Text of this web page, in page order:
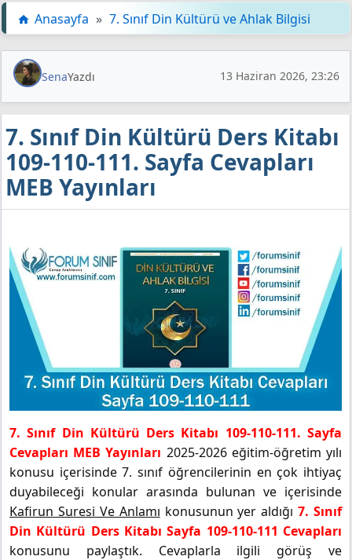
Anasayfa » 7. Sınıf Din Kültürü ve Ahlak Bilgisi
SenaYazdı 13 Haziran 2026, 23:26
7. Sınıf Din Kültürü Ders Kitabı
109-110-111. Sayfa Cevapları
MEB Yayınları
7. Sınıf Din Kültürü Ders Kitabı 109-110-111. Sayfa
Cevapları MEB Yayınları 2025-2026 eğitim-öğretim yılı
konusu içerisinde 7. sınıf öğrencilerinin en çok ihtiyaç
duyabileceği konular arasında bulunan ve içerisinde
Kafirun Suresi Ve Anlamı konusunun yer aldığı7. Sınıf
Din Kültürü Ders Kitabı Sayfa 109-110-111 Cevapları
konusunu paylaştık. Cevaplarla ilgili görüş ve